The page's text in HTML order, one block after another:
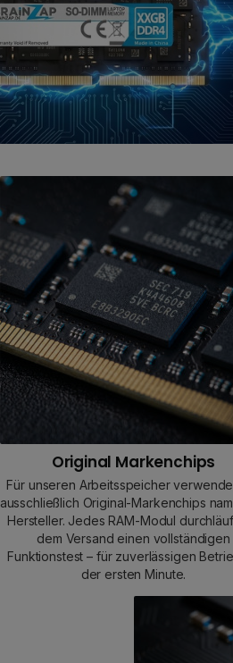
Original Markenchips
Für unseren Arbeitsspeicher
ausschließlich Original-Markenchips
Hersteller. Jedes RAM-Modul
dem Versand einen vollständigen
Funktionstest – für zuverlässigen
der ersten Minute.